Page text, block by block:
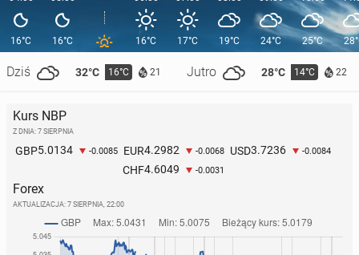
16°C
Dziś 32°C 16°C 21 Jutro 28°C 14°C 22
16°C 16°C 17°C 19°C 24°C 25°C
Kurs NBP
Z DNIA: 7 SIERPNIA
GBP5.0134 -0.0085 EUR4.2982 -0.0068 USD3.7236 -0.0084
CHF4.6049 -0.0031
Forex
AKTUALIZACJA: 7 SIERPNIA, 22:00